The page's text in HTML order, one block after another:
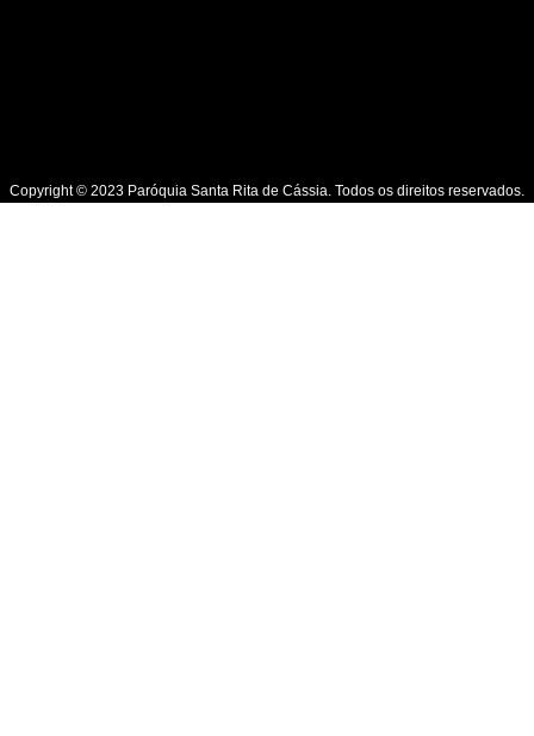
Copyright © 2023 Paróquia Santa Rita de Cássia. Todos os direitos reservados.